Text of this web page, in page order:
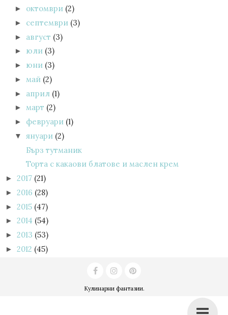
► октомври (2)
► септември (3)
► август (3)
► юли (3)
► юни (3)
► май (2)
► април (1)
► март (2)
► февруари (1)
▼ януари (2)
Бърз тутманик
Торта с какаови блатове и маслен крем
► 2017 (21)
► 2016 (28)
► 2015 (47)
► 2014 (54)
► 2013 (53)
► 2012 (45)
Кулинарни фантазии.